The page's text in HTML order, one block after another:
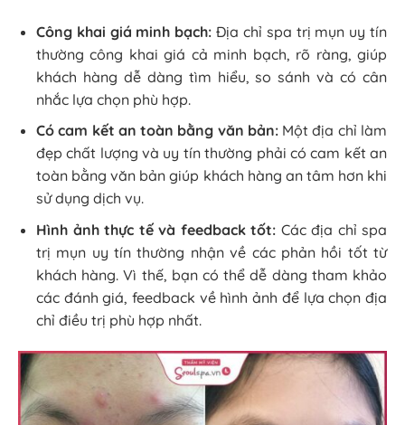
Công khai giá minh bạch:Địa chỉ spa trị mụn uy tín
thường công khai giá cả minh bạch, rõ ràng, giúp
khách hàng dễ dàng tìm hiểu, so sánh và có cân
nhắc lựa chọn phù hợp.
Có cam kết an toàn bằng văn bản:Một địa chỉ làm
đẹp chất lượng và uy tín thường phải có cam kết an
toàn bằng văn bản giúp khách hàng an tâm hơn khi
sử dụng dịch vụ.
Hình ảnh thực tế và feedback tốt: Các địa chỉ spa
trị mụn uy tín thường nhận về các phản hồi tốt từ
khách hàng. Vì thế, bạn có thể dễ dàng tham khảo
các đánh giá, feedback về hình ảnh để lựa chọn địa
chỉ điều trị phù hợp nhất.